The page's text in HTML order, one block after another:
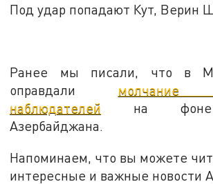
Под удар попадают Кут, Верин
Ранее мы писали, что в
оправдали молчание
наблюдателей на фоне
Азербайджана.
Напоминаем, что вы можете
интересные и важные новости